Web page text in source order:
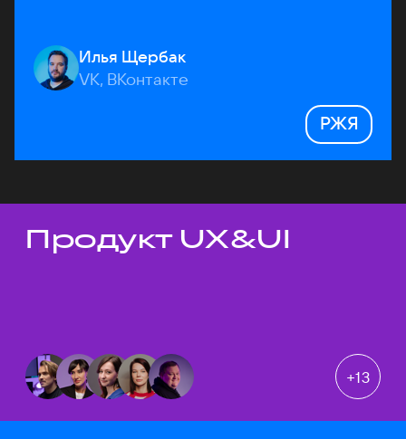
Илья Щербак
VK, ВКонтакте
РЖЯ
Темы докладов
Продукт UX&UI
+13